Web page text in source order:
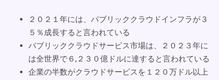
２０２１年には、パブリッククラウドインフラが３
５％成長すると言われている
パブリッククラウドサービス市場は、２０２３年に
は全世界で６,２３０億ドルに達すると言われている
企業の半数がクラウドサービスを１２０万ドル以上